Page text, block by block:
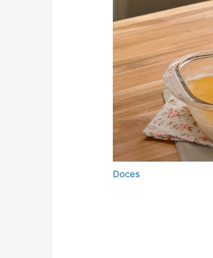
Doces